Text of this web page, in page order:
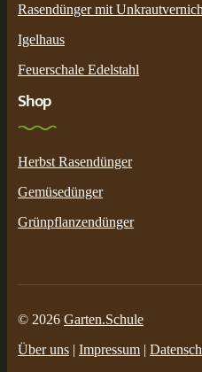
Rasendünger mit
Igelhaus
Feuerschale Edelstahl
Shop
Herbst Rasendünger
Gemüsedünger
Grünpflanzendünger
© 2026 Garten.Schule
Über uns | Impressum |